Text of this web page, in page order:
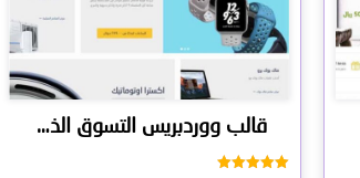
قالب ووردبريس التسوق الذكي